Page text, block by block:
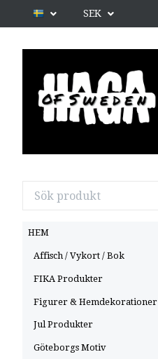
SEK
HEM
Affisch / Vykort / Bok
FIKA Produkter
Figurer & Hemdekorationer
Jul Produkter
Göteborgs Motiv